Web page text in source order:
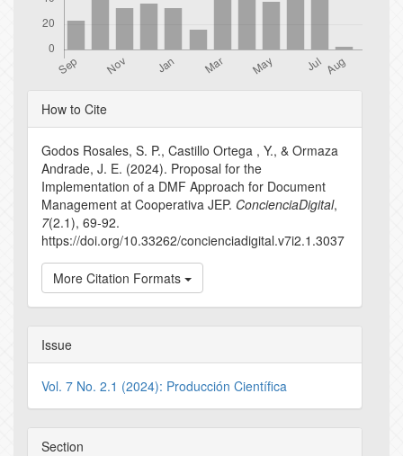
Article
Details
How to Cite
Godos Rosales, S. P., Castillo Ortega , Y., & Ormaza
Andrade, J. E. (2024). Proposal for the
Implementation of a DMF Approach for Document
Management at Cooperativa JEP. ConcienciaDigital,
7(2.1), 69-92.
https://doi.org/10.33262/concienciadigital.v7i2.1.3037
More Citation Formats
Issue
Vol. 7 No. 2.1 (2024): Producción Científica
Section